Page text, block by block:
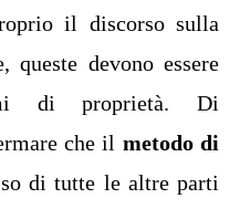
il discorso sulla
queste devono essere
di proprietà. Di
che il metodo di
di tutte le altre parti